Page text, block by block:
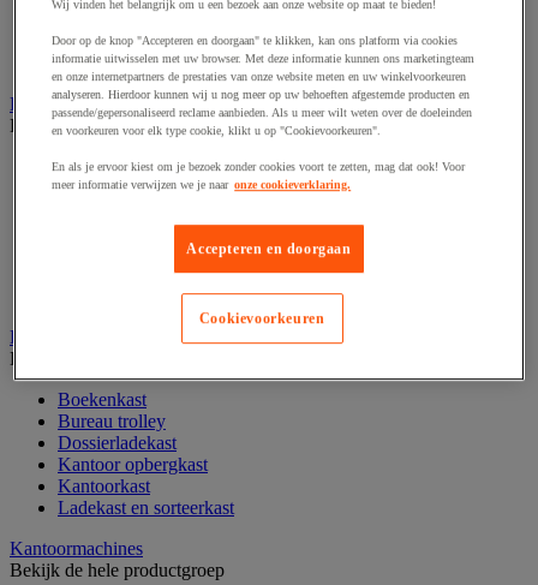
Schriften, notitieblokken en memoblaadjes
Schrijfwaren
Kantoordecoratie
Bekijk de hele productgroep
Feestartikel
Klok
Lijst- en ophangsysteem
Kantoorkast en opbergruimte
Bekijk de hele productgroep
Boekenkast
Bureau trolley
Dossierladekast
Kantoor opbergkast
Kantoorkast
Ladekast en sorteerkast
Kantoormachines
Bekijk de hele productgroep
Wij vinden het belangrijk om u een bezoek aan onze website op maat te bieden!
Door op de knop "Accepteren en doorgaan" te klikken, kan ons platform via cookies
informatie uitwisselen met uw browser. Met deze informatie kunnen ons marketingteam
en onze internetpartners de prestaties van onze website meten en uw winkelvoorkeuren
analyseren. Hierdoor kunnen wij u nog meer op uw behoeften afgestemde producten en
passende/gepersonaliseerd reclame aanbieden. Als u meer wilt weten over de doeleinden
en voorkeuren voor elk type cookie, klikt u op "Cookievoorkeuren".
En als je ervoor kiest om je bezoek zonder cookies voort te zetten, mag dat ook! Voor
meer informatie verwijzen we je naar onze cookieverklaring.
Accepteren en doorgaan
Cookievoorkeuren